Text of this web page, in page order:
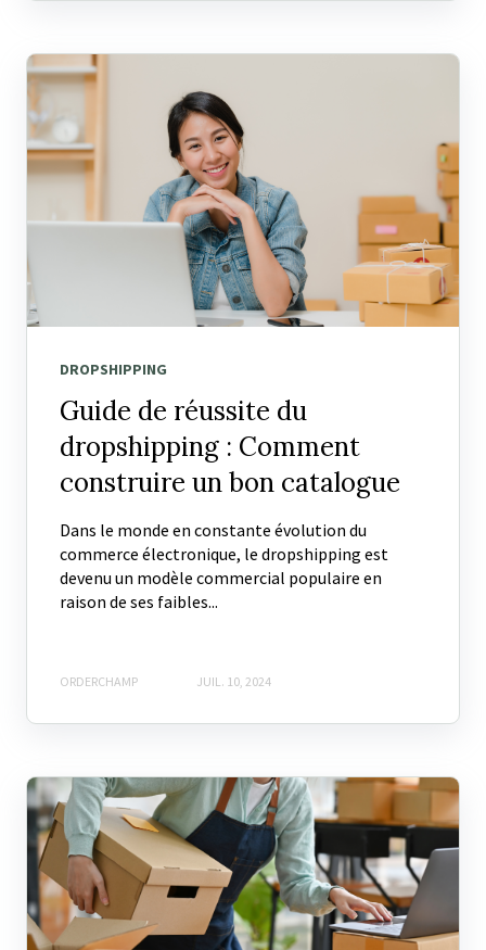
DROPSHIPPING
Guide de réussite du
dropshipping : Comment
construire un bon catalogue
Dans le monde en constante évolution du
commerce électronique, le dropshipping est
devenu un modèle commercial populaire en
raison de ses faibles...
ORDERCHAMP JUIL. 10, 2024